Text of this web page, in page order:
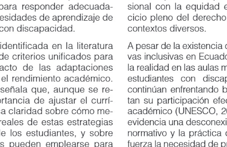
adecuada
-
de aprendizaje de
discapacidad.
en la literatura
unificados para
de las
adaptaciones
académico.
que, aunque se re
-
de ajustar el currí
-
sobre cómo me
-
de estas estrategias
estudiantes, y sobre
emplearse para
sional con la equidad
cicio pleno del derecho a
contextos diversos.
A pesar de la existencia
vas inclusivas en
la realidad en las aulas
estudiantes
con
continúan enfrentando
tan su participación
académico (UNESCO,
evidencia una
normativo y la práctica
fuerza la necesidad de